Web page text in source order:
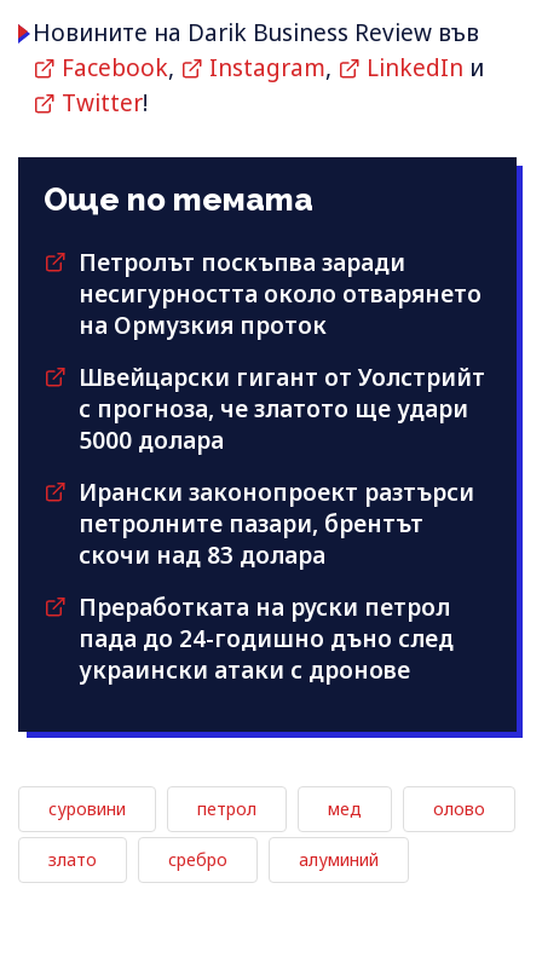
Новините на Darik Business Review във
Facebook, Instagram, LinkedIn и
Twitter!
Още по темата
Петролът поскъпва заради
несигурността около отварянето
на Ормузкия проток
Швейцарски гигант от Уолстрийт
с прогноза, че златото ще удари
5000 долара
Ирански законопроект разтърси
петролните пазари, брентът
скочи над 83 долара
Преработката на руски петрол
пада до 24-годишно дъно след
украински атаки с дронове
суровини петрол мед олово
злато сребро алуминий